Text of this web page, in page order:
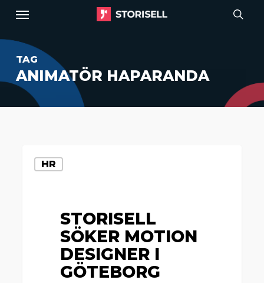
main
content
Menu
TAG
ANIMATÖR HAPARANDA
söker
HR
STORISELL
SÖKER MOTION
DESIGNER I
GÖTEBORG